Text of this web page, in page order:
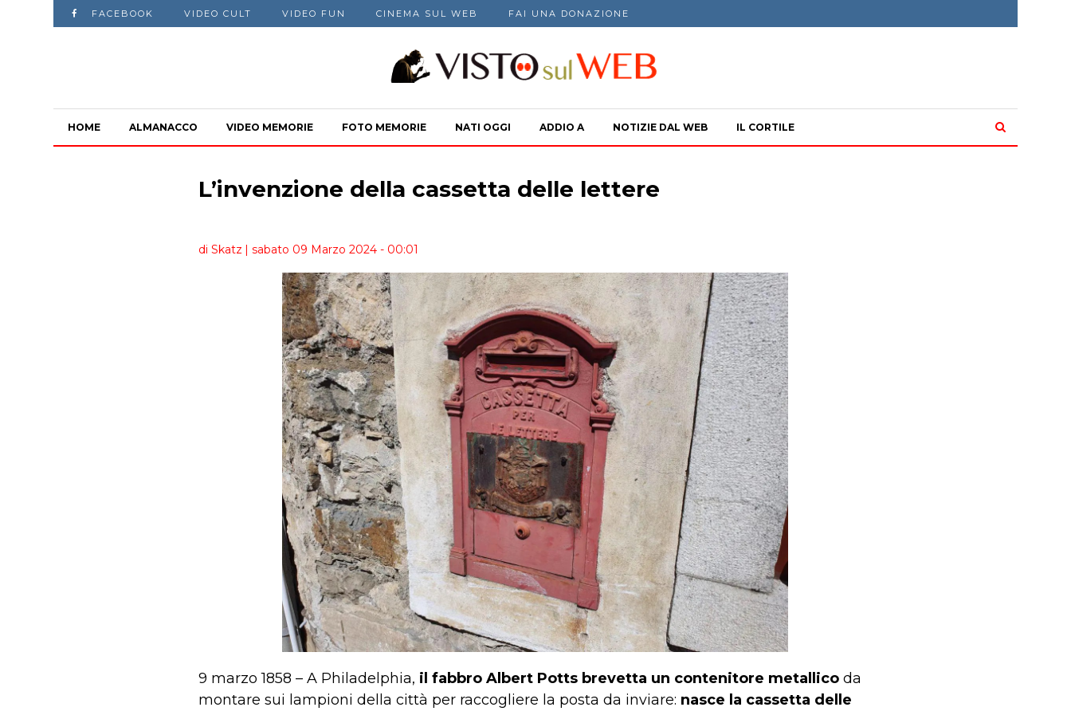
FACEBOOK VIDEO CULT VIDEO FUN CINEMA SUL WEB FAI UNA DONAZIONE
HOME ALMANACCO VIDEO MEMORIE FOTO MEMORIE NATI OGGI ADDIO A NOTIZIE DAL WEB IL CORTILE
L’invenzione della cassetta delle lettere
di Skatz | sabato 09 Marzo 2024 - 00:01
9 marzo 1858 – A Philadelphia, il fabbro Albert Potts brevetta un contenitore metallicoda
montare sui lampioni della città per raccogliere la posta da inviare: nasce la cassetta delle